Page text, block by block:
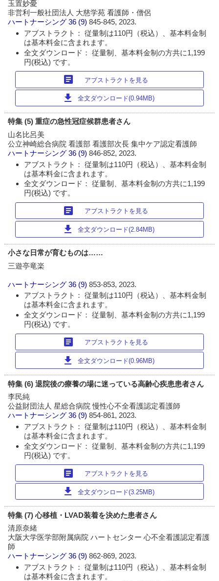
玉置妙憂
非営利一般社団法人 大慈学苑 看護師・僧侶
ハートナーシング 36 (9)845-845, 2023.
アブストラクト： 従量制は110円（税込）、基本料金制
は基本料金に含まれます。
全文ダウンロード： 従量制、基本料金制の方共に1,199
円(税込) です。
article アブストラクトを見る
download 全文ダウンロード(0.94MB)
特集 (5) 重症の急性冠症候群患者さん
山名比呂美
公立神崎総合病院 看護部 看護部次長 集中ケア認定看護師
ハートナーシング 36 (9)846-852, 2023.
アブストラクト： 従量制は110円（税込）、基本料金制
は基本料金に含まれます。
全文ダウンロード： 従量制、基本料金制の方共に1,199
円(税込) です。
article アブストラクトを見る
download 全文ダウンロード(2.84MB)
小さな日常が育むものは……
三遊亭竜楽
ハートナーシング 36 (9)853-853, 2023.
アブストラクト： 従量制は110円（税込）、基本料金制
は基本料金に含まれます。
全文ダウンロード： 従量制、基本料金制の方共に1,199
円(税込) です。
article アブストラクトを見る
download 全文ダウンロード(0.96MB)
特集 (6) 退院後の療養の場に迷っている高齢心疾患患者さん
李民純
公益財団法人 星総合病院 慢性心不全看護認定看護師
ハートナーシング 36 (9)854-861, 2023.
アブストラクト： 従量制は110円（税込）、基本料金制
は基本料金に含まれます。
全文ダウンロード： 従量制、基本料金制の方共に1,199
円(税込) です。
article アブストラクトを見る
download 全文ダウンロード(3.25MB)
特集 (7) 心移植・LVAD装着を決めた患者さん
清原奈緒
大阪大学医学部附属病院 ハートセンター 心不全看護認定看護
師
ハートナーシング 36 (9)862-869, 2023.
アブストラクト： 従量制は110円（税込）、基本料金制
は基本料金に含まれます。